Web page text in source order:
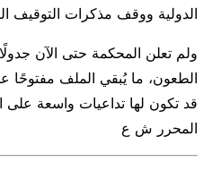
الدولية ووقف مذكرات التوقيف
ولم تعلن المحكمة حتى الآن
الطعون، ما يُبقي الملف مفتوحًا
قد تكون لها تداعيات واسعة على
المحرر ش ع